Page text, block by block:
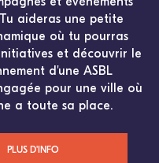
aideras une petite
où tu pourras
et découvrir le
d'une ASBL
pour une ville où
a toute sa place.
PLUS D'INFO